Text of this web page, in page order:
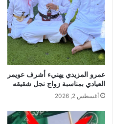
عمرو المزيدي يهنيء أشرف عويمر
العيادي بمناسبة زواج نجل شقيقه
أغسطس 2, 2026